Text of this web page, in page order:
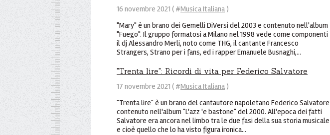
16 novembre 2021 ( #Musica Italiana )
"Mary" è un brano dei Gemelli DiVersi del 2003 e contenuto nell'album
"Fuego". Il gruppo formatosi a Milano nel 1998 vede come componenti
il dj Alessandro Merli, noto come THG, il cantante Francesco
Strangers, Strano per i fans, ed i rapper Emanuele Busnaghi,...
"Trenta lire": Ricordi di vita per Federico Salvatore
17 novembre 2021 ( #Musica Italiana )
"Trenta lire" è un brano del cantautore napoletano Federico Salvatore
contenuto nell'album "L'azz 'e bastone" del 2000. All'epoca dei fatti
Salvatore era ancora nel limbo tra le due fasi della sua storia musicale
e cioè quello che lo ha visto figura ironica...